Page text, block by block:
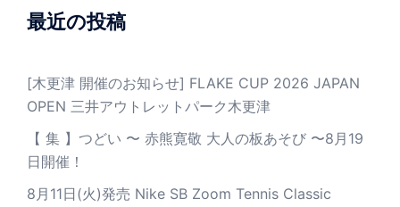
最近の投稿
[木更津 開催のお知らせ] FLAKE CUP 2026 JAPAN
OPEN 三井アウトレットパーク木更津
【 集 】つどい 〜 赤熊寛敬 大人の板あそび 〜8月19
日開催！
8月11日(火)発売 Nike SB Zoom Tennis Classic